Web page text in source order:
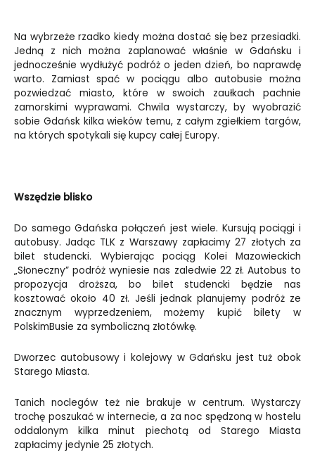
Na wybrzeże rzadko kiedy można dostać się bez przesiadki.
Jedną z nich można zaplanować właśnie w Gdańsku i
jednocześnie wydłużyć podróż o jeden dzień, bo naprawdę
warto. Zamiast spać w pociągu albo autobusie można
pozwiedzać miasto, które w swoich zaułkach pachnie
zamorskimi wyprawami. Chwila wystarczy, by wyobrazić
sobie Gdańsk kilka wieków temu, z całym zgiełkiem targów,
na których spotykali się kupcy całej Europy.
Wszędzie blisko
Do samego Gdańska połączeń jest wiele. Kursują pociągi i
autobusy. Jadąc TLK z Warszawy zapłacimy 27 złotych za
bilet studencki. Wybierając pociąg Kolei Mazowieckich
„Słoneczny” podróż wyniesie nas zaledwie 22 zł. Autobus to
propozycja droższa, bo bilet studencki będzie nas
kosztować około 40 zł. Jeśli jednak planujemy podróż ze
znacznym wyprzedzeniem, możemy kupić bilety w
PolskimBusie za symboliczną złotówkę.
Dworzec autobusowy i kolejowy w Gdańsku jest tuż obok
Starego Miasta.
Tanich noclegów też nie brakuje w centrum. Wystarczy
trochę poszukać w internecie, a za noc spędzoną w hostelu
oddalonym kilka minut piechotą od Starego Miasta
zapłacimy jedynie 25 złotych.